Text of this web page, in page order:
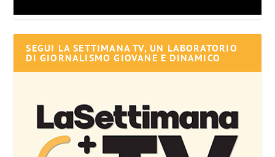
SEGUI LA SETTIMANA TV, UN LABORATORIO
DI GIORNALISMO GIOVANE E DINAMICO